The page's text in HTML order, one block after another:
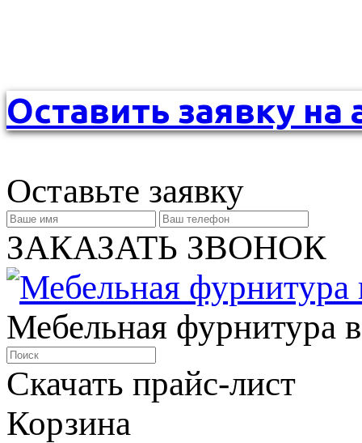
Оставить заявку на
Оставьте заявку
ЗАКАЗАТЬ ЗВОНОК
Мебельная фурнитура
Скачать прайс-лист
Корзина